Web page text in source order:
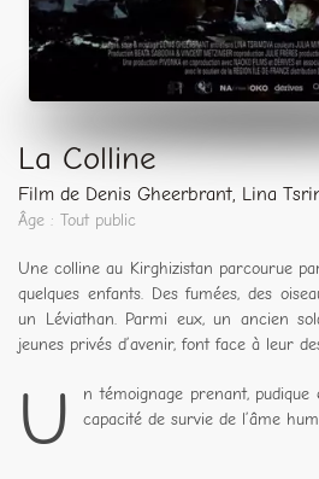
La Colline
Film de Denis Gheerbrant, Lina
Âge : Tout public
Une colline au Kirghizistan parcourue
quelques enfants. Des fumées, des
un Léviathan. Parmi eux, un ancien
jeunes privés d’avenir, font face à leur
U
n témoignage prenant,
capacité de survie de l’âme